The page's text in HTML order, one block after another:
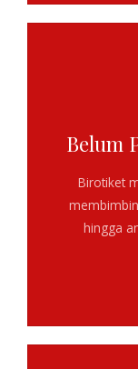
Belum
Birotiket
hingga